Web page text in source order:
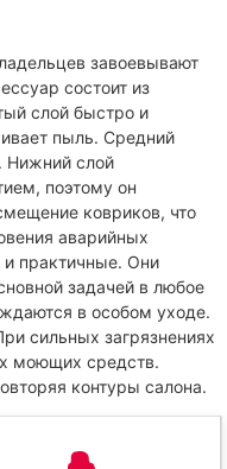
завоевывают
состоит из
слой быстро и
пыль. Средний
Нижний слой
поэтому он
ковриков, что
аварийных
и практичные. Они
задачей в любое
в особом уходе.
сильных загрязнениях
моющих средств.
контуры салона.